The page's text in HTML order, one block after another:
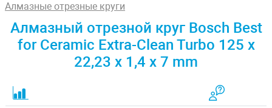
Алмазные отрезные круги
Алмазный отрезной круг Bosch Best
for Ceramic Extra-Clean Turbo 125 x
22,23 x 1,4 x 7 mm